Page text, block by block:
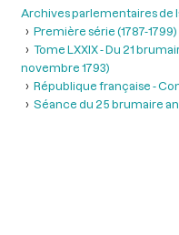
Archives parlementaires de
Première série (1787-1799)
Tome LXXIX - Du 21
novembre 1793)
République française -
Séance du 25 brumaire